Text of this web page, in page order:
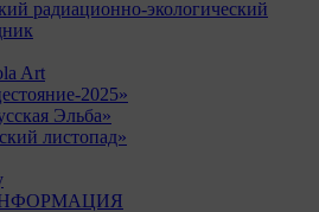
радиационно-экологический
Art
2025»
Эльба»
листопад»